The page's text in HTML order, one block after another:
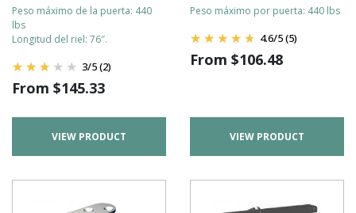
Peso máximo de la puerta: 440
lbs
Longitud del riel: 76″.
3/5(2)
From $145.33
VIEW PRODUCT
Peso máximo por puerta: 440 lbs
4.6/5(5)
From $106.48
VIEW PRODUCT